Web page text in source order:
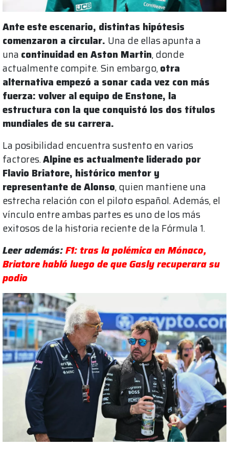
Ante este escenario, distintas hipótesis
comenzaron a circular. Una de ellas apunta a
una continuidad en Aston Martin, donde
actualmente compite. Sin embargo,otra
alternativa empezó a sonar cada vez con más
fuerza: volver al equipo de Enstone, la
estructura con la que conquistó los dos títulos
mundiales de su carrera.
La posibilidad encuentra sustento en varios
factores.Alpine es actualmente liderado por
Flavio Briatore, histórico mentor y
representante de Alonso, quien mantiene una
estrecha relación con el piloto español. Además, el
vínculo entre ambas partes es uno de los más
exitosos de la historia reciente de la Fórmula 1.
Leer además:F1: tras la polémica en Mónaco,
Briatore habló luego de que Gasly recuperara su
podio